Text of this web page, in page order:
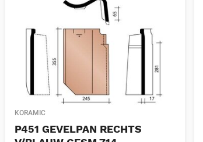
KORAMIC
P451 GEVELPAN RECHTS